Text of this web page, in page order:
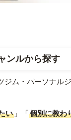
ンルから探す
ジム・パーソナル
い 」「個別に教わ